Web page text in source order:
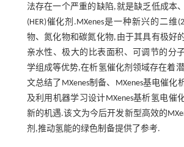
法存在一个严重的缺陷,就是缺乏低成本
(HER)催化剂.MXenes是一种新兴的二维
物、氮化物和碳氮化物,由于其具有极好
亲水性、极大的比表面积、可调节的分
学组成等优势,在析氢催化剂领域存在着
文总结了MXenes制备、MXenes基电催化
及利用机器学习设计MXenes基析氢电催
新的机遇.该文为今后开发新型高效的
剂,推动氢能的绿色制备提供了参考.